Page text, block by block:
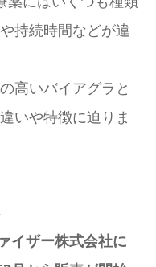
持続時間などが違
高いバイアグラと
いや特徴に迫りま
イザー株式会社に